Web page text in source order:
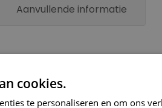
Aanvullende informatie
van je auto behandel je
Systems. Bij SRS bent u aan het
cookies.
te personaliseren en om ons